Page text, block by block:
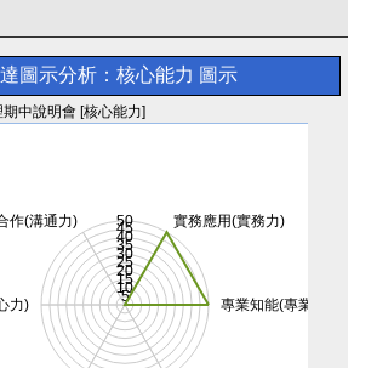
圖示分析：核心能力 圖示